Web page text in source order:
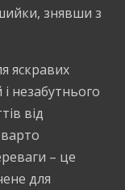
знявши з
яскравих
незабутнього
від
– це
для